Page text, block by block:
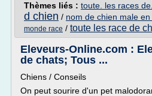
Thèmes liés : toute. les races
d chien / nom de chien male en
monde race / toute les race de
Eleveurs-Online.com :
de chats; Tous ...
Chiens / Conseils
On peut sourire d'un pet